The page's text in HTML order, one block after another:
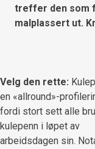
treffer den som
malplassert ut.
Velg den rette:
en «allround»-
fordi stort sett alle
kulepenn i løpet av
arbeidsdagen sin.